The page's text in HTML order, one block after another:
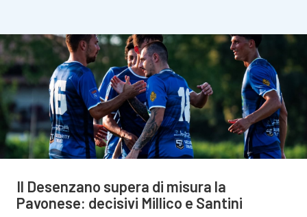
Il Desenzano supera di misura la
Pavonese: decisivi Millico e Santini